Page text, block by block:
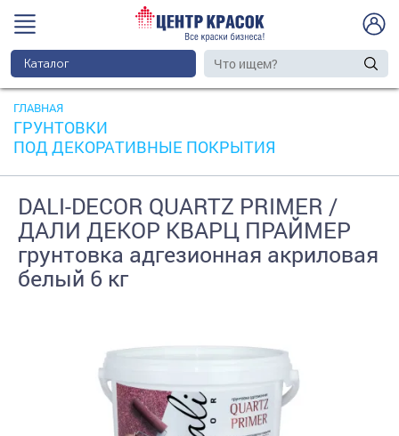
Каталог
ГЛАВНАЯ
ГРУНТОВКИ
ПОД ДЕКОРАТИВНЫЕ ПОКРЫТИЯ
DALI-DECOR QUARTZ PRIMER /
ДАЛИ ДЕКОР КВАРЦ ПРАЙМЕР
грунтовка адгезионная акриловая
белый 6 кг